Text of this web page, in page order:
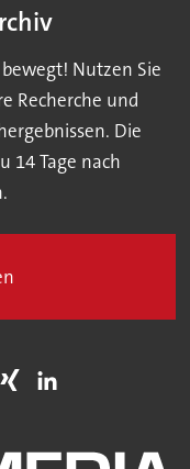
Nutzen Sie
Recherche und
Die
14 Tage nach